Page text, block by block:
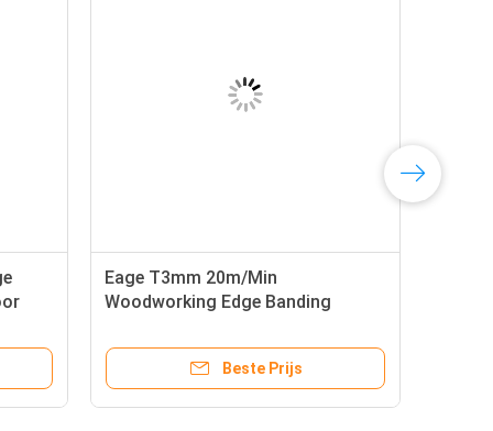
Eage T3mm 20m/Min
Woodworking Edge Banding
Beste Prijs